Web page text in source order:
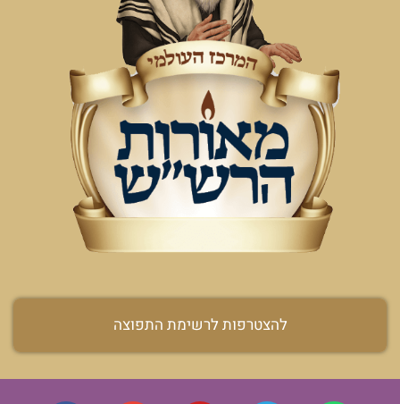
להצטרפות לרשימת התפוצה